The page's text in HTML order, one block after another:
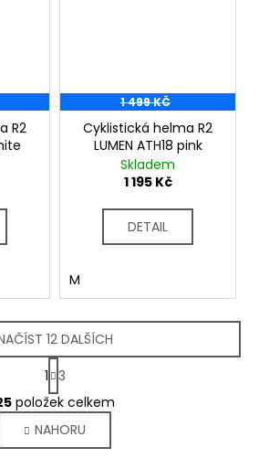
R2
1 499 KČ
Cyklistická helma R2
LUMEN ATH18 pink
Skladem
1 195 Kč
DETAIL
M
O
v
l
á
12 DALŠÍCH
S
t
r
á
n
k
1 3
položek celkem
NAHORU